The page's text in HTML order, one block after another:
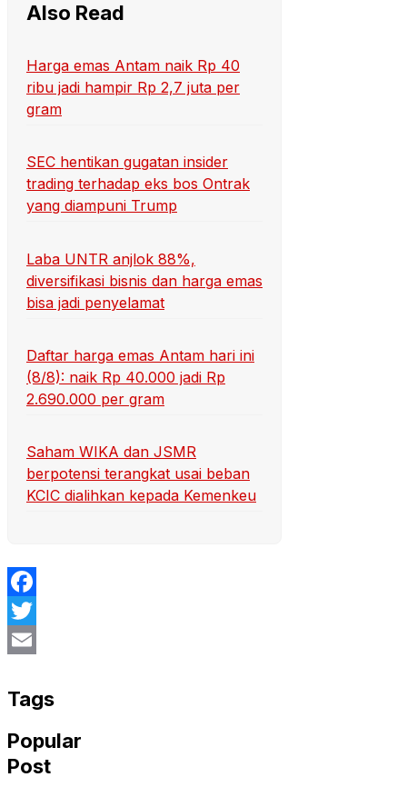
Also Read
Harga emas Antam naik Rp 40
ribu jadi hampir Rp 2,7 juta per
gram
SEC hentikan gugatan insider
trading terhadap eks bos Ontrak
yang diampuni Trump
Laba UNTR anjlok 88%,
diversifikasi bisnis dan harga emas
bisa jadi penyelamat
Daftar harga emas Antam hari ini
(8/8): naik Rp 40.000 jadi Rp
2.690.000 per gram
Saham WIKA dan JSMR
berpotensi terangkat usai beban
KCIC dialihkan kepada Kemenkeu
Facebook
Twitter
Tags
Popular
Post